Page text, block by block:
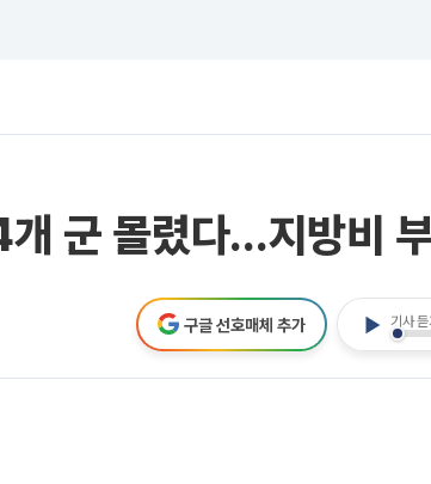
군 몰렸다…지방비
기사 듣
구글 선호매체 추가